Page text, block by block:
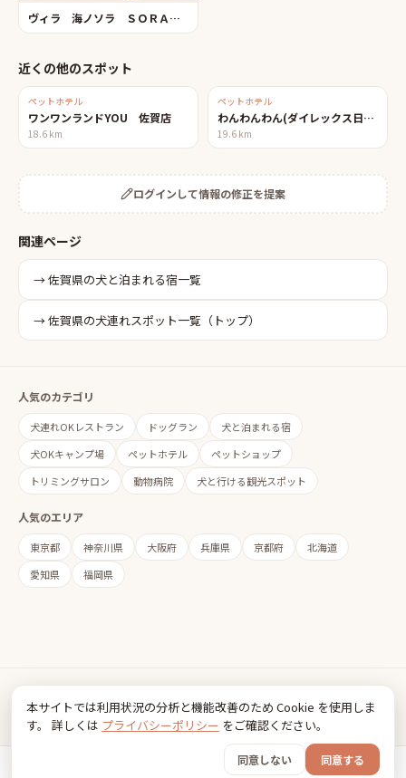
ヴィラ 海ノソラ ＳＯＲＡ海テラス／海辺ＤＥさんぽ
近くの他のスポット
ペットホテル
ワンワンランドYOU 佐賀店
18.6 km
ペットホテル
わんわんわん(ダイレックス日ノ隈店)
19.6 km
ログインして情報の修正を提案
関連ページ
→佐賀県の犬と泊まれる宿一覧
→佐賀県の犬連れスポット一覧（トップ）
人気のカテゴリ
犬連れOKレストラン ドッグラン
犬と泊まれる宿
犬OKキャンプ場
ペットホテル
ペットショップ
トリミングサロン
動物病院 犬と行ける観光スポット
人気のエリア
東京都 神奈川県 大阪府 兵庫県 京都府
北海道
愛知県
福岡県
Inudia
犬とお出かけ情報
© 2026 FancyBox
本サイトでは利用状況の分析と機能改善のため Cookie を使用しま
す。 詳しくは プライバシーポリシー をご確認ください。
同意しない 同意する